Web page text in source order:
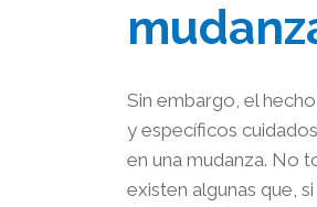
Sin embargo, el
y específicos
en una mudanza. No
existen algunas que,